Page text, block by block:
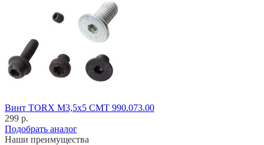
Винт TORX M3,5x5 CMT 990.073.00
299 р.
Подобрать аналог
Наши преимущества